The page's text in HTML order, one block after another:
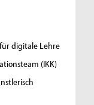
digitale Lehre
(IKK)